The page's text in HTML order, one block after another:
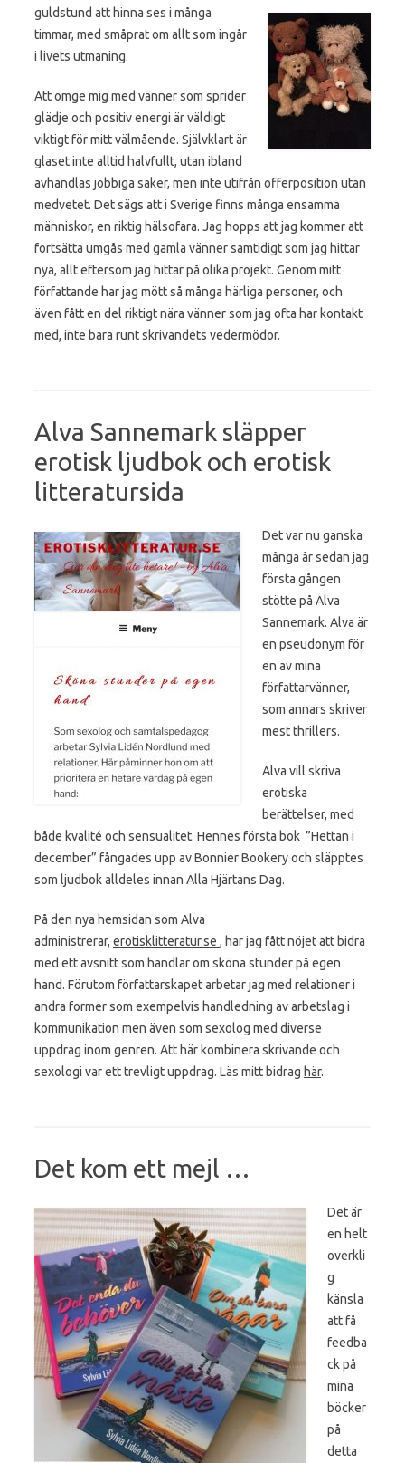
guldstund att hinna ses i många
timmar, med småprat om allt som ingår
i livets utmaning.
Att omge mig med vänner som sprider
glädje och positiv energi är väldigt
viktigt för mitt välmående. Självklart är
glaset inte alltid halvfullt, utan ibland
avhandlas jobbiga saker, men inte utifrån offerposition utan
medvetet. Det sägs att i Sverige finns många ensamma
människor, en riktig hälsofara. Jag hopps att jag kommer att
fortsätta umgås med gamla vänner samtidigt som jag hittar
nya, allt eftersom jag hittar på olika projekt. Genom mitt
författande har jag mött så många härliga personer, och
även fått en del riktigt nära vänner som jag ofta har kontakt
med, inte bara runt skrivandets vedermödor.
Alva Sannemark släpper
erotisk ljudbok och erotisk
litteratursida
Det var nu ganska
många år sedan jag
första gången
stötte på Alva
Sannemark. Alva är
en pseudonym för
en av mina
författarvänner,
som annars skriver
mest thrillers.
Alva vill skriva
erotiska
berättelser, med
både kvalité och sensualitet. Hennes första bok ”Hettan i
december” fångades upp av Bonnier Bookery och släpptes
som ljudbok alldeles innan Alla Hjärtans Dag.
På den nya hemsidan som Alva
administrerar, erotisklitteratur.se , har jag fått nöjet att bidra
med ett avsnitt som handlar om sköna stunder på egen
hand. Förutom författarskapet arbetar jag med relationer i
andra former som exempelvis handledning av arbetslag i
kommunikation men även som sexolog med diverse
uppdrag inom genren. Att här kombinera skrivande och
sexologi var ett trevligt uppdrag. Läs mitt bidrag här.
Det kom ett mejl …
Det är
en helt
overkli
g
känsla
att få
feedba
ck på
mina
böcker
på
detta